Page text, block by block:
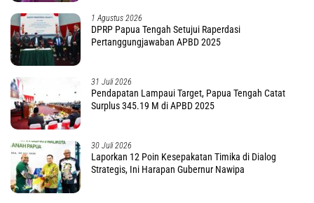
1 Agustus 2026
DPRP Papua Tengah Setujui Raperdasi
Pertanggungjawaban APBD 2025
31 Juli 2026
Pendapatan Lampaui Target, Papua Tengah Catat
Surplus 345.19 M di APBD 2025
30 Juli 2026
Laporkan 12 Poin Kesepakatan Timika di Dialog
Strategis, Ini Harapan Gubernur Nawipa